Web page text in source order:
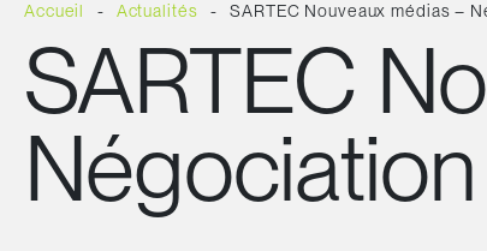
Accueil Actualités SARTEC Nouveaux médias –
SARTEC